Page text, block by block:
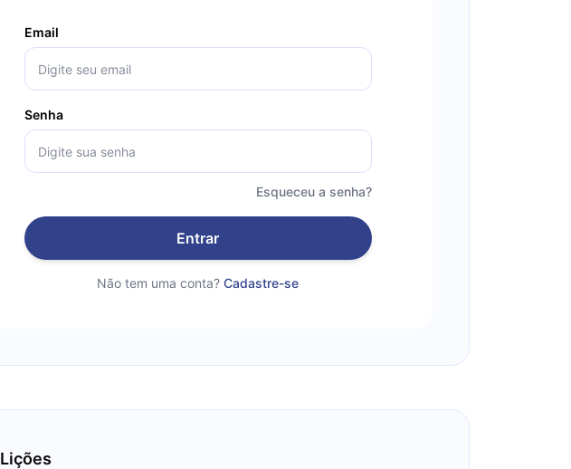
Email
Senha
Esqueceu a senha?
Entrar
Não tem uma conta? Cadastre-se
Lições